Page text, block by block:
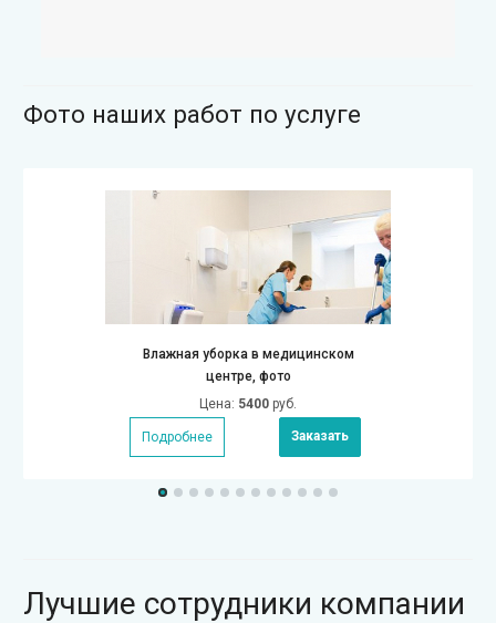
Фото наших работ по услуге
Влажная уборка в медицинском
центре, фото
Цена: 5400 руб.
Подробнее Заказать
Лучшие сотрудники компании